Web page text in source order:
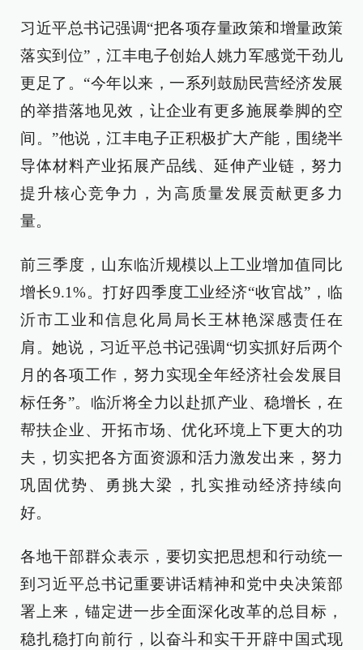
习近平总书记强调“把各项存量政策和增量政策
落实到位”，江丰电子创始人姚力军感觉干劲儿
更足了。“今年以来，一系列鼓励民营经济发展
的举措落地见效，让企业有更多施展拳脚的空
间。”他说，江丰电子正积极扩大产能，围绕半
导体材料产业拓展产品线、延伸产业链，努力
提升核心竞争力，为高质量发展贡献更多力
量。
前三季度，山东临沂规模以上工业增加值同比
增长9.1%。打好四季度工业经济“收官战”，临
沂市工业和信息化局局长王林艳深感责任在
肩。她说，习近平总书记强调“切实抓好后两个
月的各项工作，努力实现全年经济社会发展目
标任务”。临沂将全力以赴抓产业、稳增长，在
帮扶企业、开拓市场、优化环境上下更大的功
夫，切实把各方面资源和活力激发出来，努力
巩固优势、勇挑大梁，扎实推动经济持续向
好。
各地干部群众表示，要切实把思想和行动统一
到习近平总书记重要讲话精神和党中央决策部
署上来，锚定进一步全面深化改革的总目标，
稳扎稳打向前行，以奋斗和实干开辟中国式现